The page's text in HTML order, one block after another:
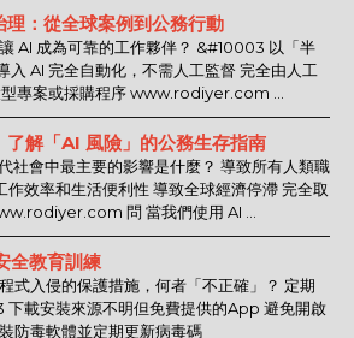
理：從全球案例到公務行動
AI 成為可靠的工作夥伴？ &#10003 以「半
入 AI 完全自動化，不需人工監督 完全由人工
專案或採購程序 www.rodiyer.com ...
了解「AI 風險」的公務生存指南
社會中最主要的影響是什麼？ 導致所有人類職
效率和生活便利性 導致全球經濟停滯 完全取
問 當我們使用 AI ...
全教育訓練
式入侵的保護措施，何者「不正確」？ 定期
載安裝來源不明但免費提供的App 避免開啟
防毒軟體並定期更新病毒碼